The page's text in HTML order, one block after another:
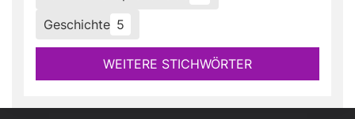
Geschichte 5
WEITERE STICHWÖRTER